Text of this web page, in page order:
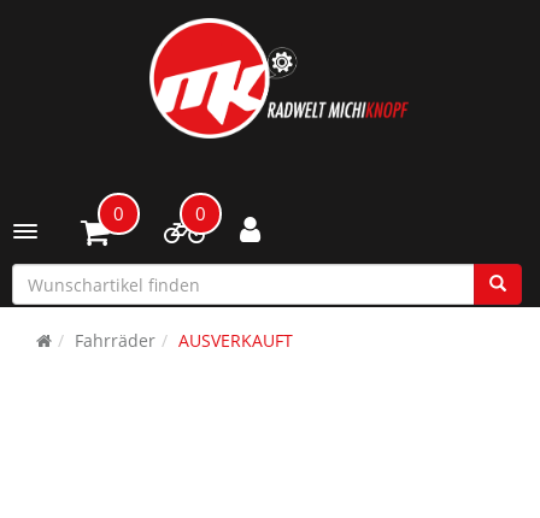
Toggle navigation
0 0
Fahrräder AUSVERKAUFT